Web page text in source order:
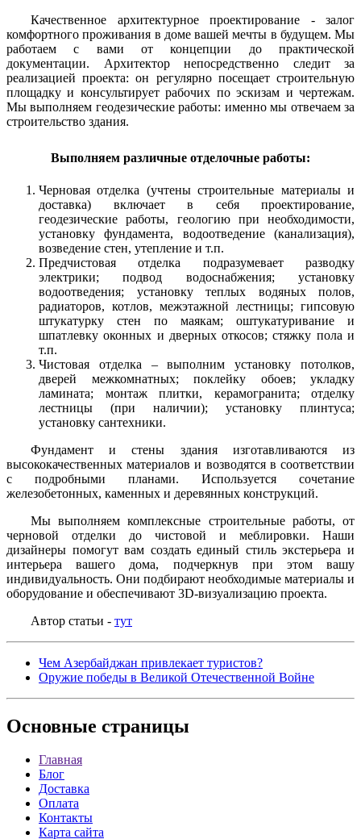
Качественное архитектурное проектирование - залог
комфортного проживания в доме вашей мечты в будущем. Мы
работаем с вами от концепции до практической
документации. Архитектор непосредственно следит за
реализацией проекта: он регулярно посещает строительную
площадку и консультирует рабочих по эскизам и чертежам.
Мы выполняем геодезические работы: именно мы отвечаем за
строительство здания.
Выполняем различные отделочные работы:
Черновая отделка (учтены строительные материалы и
доставка) включает в себя проектирование,
геодезические работы, геологию при необходимости,
установку фундамента, водоотведение (канализация),
возведение стен, утепление и т.п.
Предчистовая отделка подразумевает разводку
электрики; подвод водоснабжения; установку
водоотведения; установку теплых водяных полов,
радиаторов, котлов, межэтажной лестницы; гипсовую
штукатурку стен по маякам; оштукатуривание и
шпатлевку оконных и дверных откосов; стяжку пола и
т.п.
Чистовая отделка – выполним установку потолков,
дверей межкомнатных; поклейку обоев; укладку
ламината; монтаж плитки, керамогранита; отделку
лестницы (при наличии); установку плинтуса;
установку сантехники.
Фундамент и стены здания изготавливаются из
высококачественных материалов и возводятся в соответствии
с подробными планами. Используется сочетание
железобетонных, каменных и деревянных конструкций.
Мы выполняем комплексные строительные работы, от
черновой отделки до чистовой и меблировки. Наши
дизайнеры помогут вам создать единый стиль экстерьера и
интерьера вашего дома, подчеркнув при этом вашу
индивидуальность. Они подбирают необходимые материалы и
оборудование и обеспечивают 3D-визуализацию проекта.
Автор статьи - тут
Чем Азербайджан привлекает туристов?
Оружие победы в Великой Отечественной Войне
Основные страницы
Главная
Блог
Доставка
Оплата
Контакты
Карта сайта